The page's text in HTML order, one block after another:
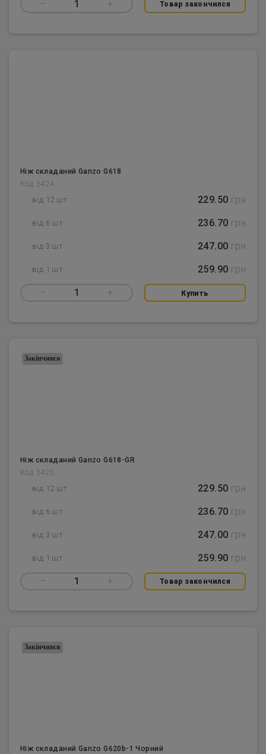
– 1 + Товар закончился
Ніж складаний Ganzo G618
Код: 5424
від 12 шт 229.50 грн
від 6 шт 236.70 грн
від 3 шт 247.00 грн
від 1 шт 259.90 грн
– 1 + Купить
Ніж складаний Ganzo G618-GR
Код: 5425
від 12 шт 229.50 грн
від 6 шт 236.70 грн
від 3 шт 247.00 грн
від 1 шт 259.90 грн
– 1 + Товар закончился
Закінчився
Ніж складаний Ganzo G620b-1 Чорний
Закінчився